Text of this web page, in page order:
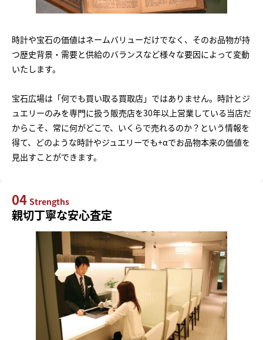
時計や宝石の価値はネームバリューだけでなく、そのお品物が持
つ歴史背景・需要と供給のバランスなど様々な要因によって変動
いたします。
宝石広場は「何でも買い取る買取店」ではありません。時計とジ
ュエリーのみを専門に扱う販売店を30年以上営業している当店だ
からこそ、常に何がどこで、いくらで売れるのか？という情報を
得て、どのような時計やジュエリーでも+αでお品物本来の価値を
見出すことができます。
04 Strengths
親切丁寧な安心査定